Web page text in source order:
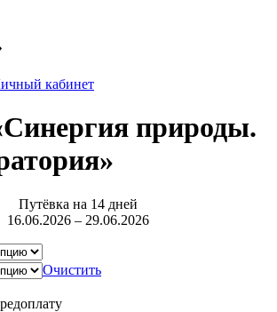
кабинет
природы.
Путёвка на 14 дней
16.06.2026 – 29.06.2026
Очистить